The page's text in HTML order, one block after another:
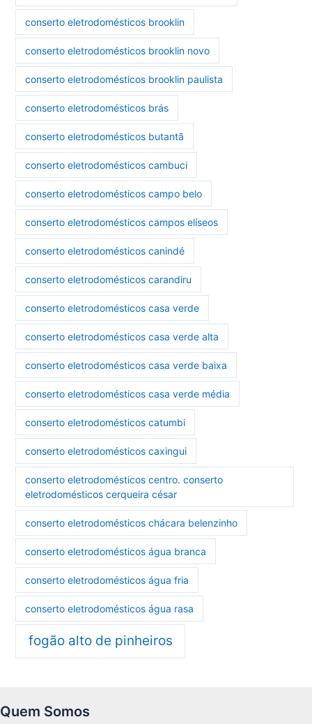
conserto eletrodomésticos brooklin
conserto eletrodomésticos brooklin novo
conserto eletrodomésticos brooklin paulista
conserto eletrodomésticos brás
conserto eletrodomésticos butantã
conserto eletrodomésticos cambuci
conserto eletrodomésticos campo belo
conserto eletrodomésticos campos elíseos
conserto eletrodomésticos canindé
conserto eletrodomésticos carandiru
conserto eletrodomésticos casa verde
conserto eletrodomésticos casa verde alta
conserto eletrodomésticos casa verde baixa
conserto eletrodomésticos casa verde média
conserto eletrodomésticos catumbi
conserto eletrodomésticos caxingui
conserto eletrodomésticos centro. conserto
eletrodomésticos cerqueira césar
conserto eletrodomésticos chácara belenzinho
conserto eletrodomésticos água branca
conserto eletrodomésticos água fria
conserto eletrodomésticos água rasa
fogão alto de pinheiros
Quem Somos